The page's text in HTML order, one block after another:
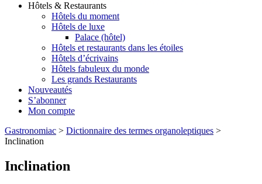
Hôtels & Restaurants
Hôtels du moment
Hôtels de luxe
Palace (hôtel)
Hôtels et restaurants dans les étoiles
Hôtels d’écrivains
Hôtels fabuleux du monde
Les grands Restaurants
Nouveautés
S’abonner
Mon compte
Gastronomiac > Dictionnaire des termes organoleptiques >
Inclination
Inclination